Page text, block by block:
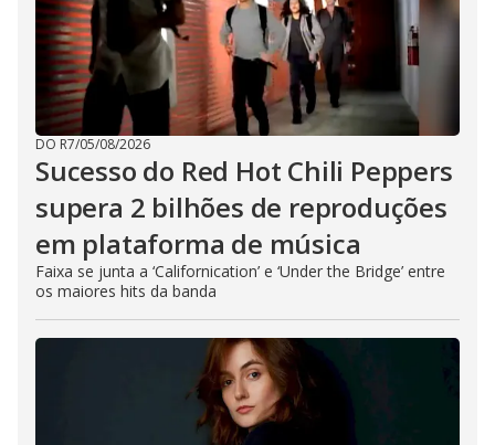
DO R7/05/08/2026
Sucesso do Red Hot Chili Peppers
supera 2 bilhões de reproduções
em plataforma de música
Faixa se junta a ‘Californication’ e ‘Under the Bridge’ entre
os maiores hits da banda